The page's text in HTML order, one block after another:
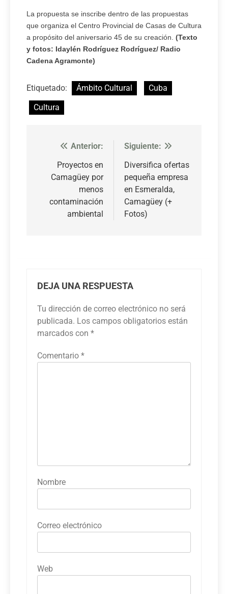
La propuesta se inscribe dentro de las propuestas
que organiza el Centro Provincial de Casas de Cultura
a propósito del aniversario 45 de su creación. (Texto
y fotos: Idaylén Rodríguez Rodríguez/ Radio
Cadena Agramonte)
Etiquetado: Ámbito Cultural
Cuba
Cultura
Navegación
entradas
Anterior:
Proyectos en
Camagüey por
menos
contaminación
ambiental
Siguiente:
Diversifica ofertas
pequeña empresa
en Esmeralda,
Camagüey (+
Fotos)
DEJA UNA RESPUESTA
Tu dirección de correo electrónico no será
publicada. Los campos obligatorios están
marcados con *
Comentario *
Nombre
Correo electrónico
Web